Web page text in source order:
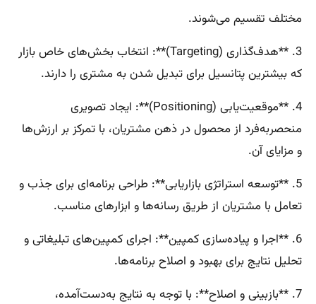
مختلف تقسیم می‌شوند.
3. **هدف‌گذاری (Targeting)**: انتخاب بخش‌های خاص بازار
که بیشترین پتانسیل برای تبدیل شدن به مشتری را دارند.
4. **موقعیت‌یابی (Positioning)**: ایجاد تصویری
منحصربه‌فرد از محصول در ذهن مشتریان، با تمرکز بر ارزش‌ها
و مزایای آن.
5. **توسعه استراتژی بازاریابی**: طراحی برنامه‌ای برای جذب و
تعامل با مشتریان از طریق رسانه‌ها و ابزارهای مناسب.
6. **اجرا و پیاده‌سازی کمپین**: اجرای کمپین‌های تبلیغاتی و
تحلیل نتایج برای بهبود و اصلاح برنامه‌ها.
7. **بازبینی و اصلاح**: با توجه به نتایج به‌دست‌آمده،